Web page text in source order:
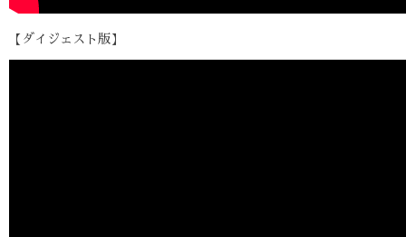
【ダイジェスト版】